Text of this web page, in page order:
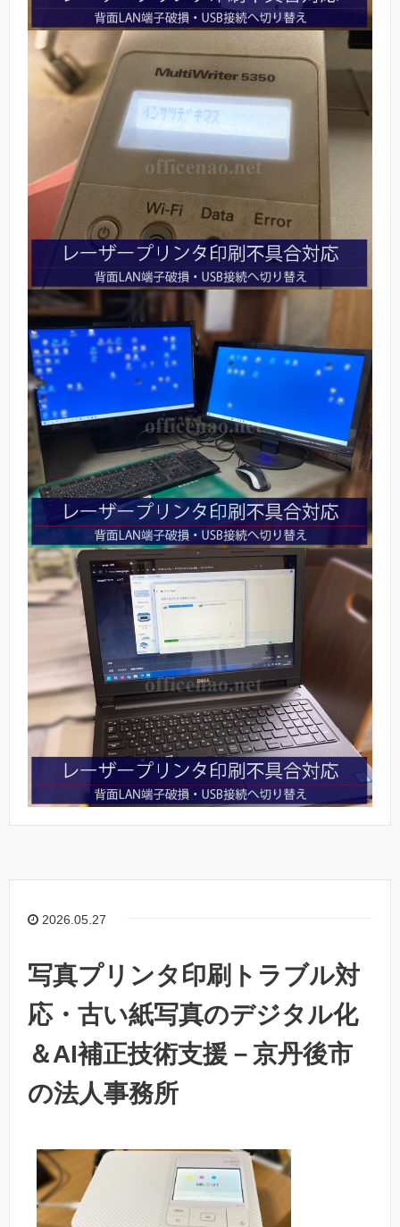
2026.05.27
写真プリンタ印刷トラブル対
応・古い紙写真のデジタル化
＆AI補正技術支援－京丹後市
の法人事務所